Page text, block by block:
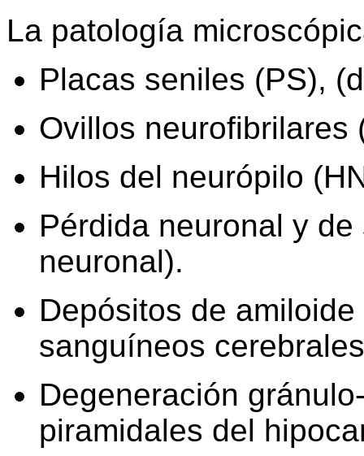
La patología
Placas seniles (PS),
Ovillos neurofibrilares
Hilos del neurópilo
Pérdida neuronal y
neuronal).
Depósitos de
sanguíneos
Degeneración
piramidales del